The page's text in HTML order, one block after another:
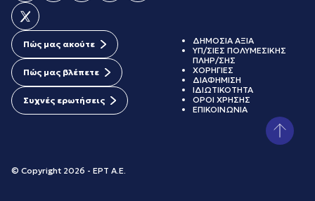
Πώς μας ακούτε
Πώς μας βλέπετε
Συχνές ερωτήσεις
© Copyright 2026 - ΕΡΤ Α.Ε.
ΔΗΜΟΣΙΑ ΑΞΙΑ
ΥΠ/ΣΙΕΣ ΠΟΛΥΜΕΣΙΚΗΣ
ΠΛΗΡ/ΣΗΣ
ΧΟΡΗΓΙΕΣ
ΔΙΑΦΗΜΙΣΗ
ΙΔΙΩΤΙΚΟΤΗΤΑ
ΟΡΟΙ ΧΡΗΣΗΣ
ΕΠΙΚΟΙΝΩΝΙΑ